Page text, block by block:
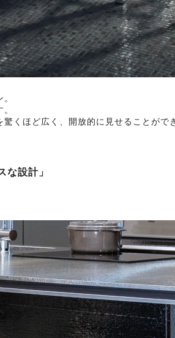
くほど広く、開放的に見せることがで
な設計」